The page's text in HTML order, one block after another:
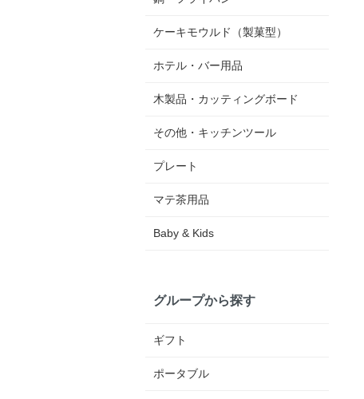
ケーキモウルド（製菓型）
ホテル・バー用品
木製品・カッティングボード
その他・キッチンツール
プレート
マテ茶用品
Baby & Kids
グループから探す
ギフト
ポータブル